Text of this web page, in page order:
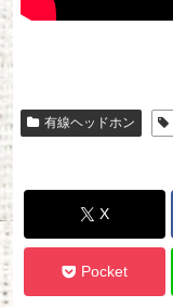
有線ヘッドホン
X
Pocket